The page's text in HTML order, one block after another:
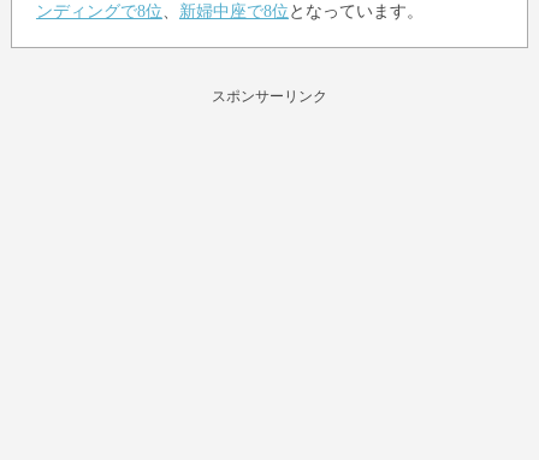
ンディングで8位
新婦中座で8位 となっています。
スポンサーリンク